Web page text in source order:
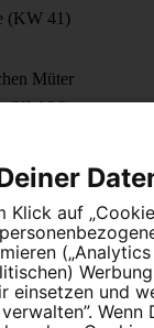
(KW 41)
Müter
(KW 36)
Unterschied.
Klick auf
einsetzen und